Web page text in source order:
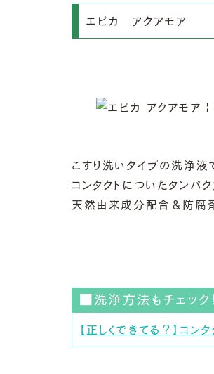
エピカ アクアモア
こすり洗いタイプの洗浄液
コンタクトについたタンパ
天然由来成分配合＆防腐
■洗浄方法もチェック！
【正しくできてる？】コ